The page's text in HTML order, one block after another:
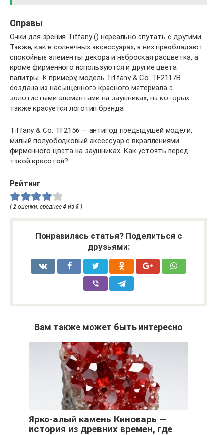
Оправы
Очки для зрения Tiffany () нереально спутать с другими.
Также, как в солнечных аксессуарах, в них преобладают
спокойные элементы декора и неброская расцветка, а
кроме фирменного используются и другие цвета
палитры. К примеру, модель Tiffany & Co. TF2117B
создана из насыщенного красного материала с
золотистыми элементами на заушниках, на которых
также красуется логотип бренда.
Tiffany & Co. TF2156 — антипод предыдущей модели,
милый полуободковый аксессуар с вкраплениями
фирменного цвета на заушниках. Как устоять перед
такой красотой?
Рейтинг
(2 оценки, среднее 4 из 5 )
Понравилась статья? Поделиться с
друзьями:
Вам также может быть интересно
Ярко-алый камень Киноварь —
история из древних времен, где